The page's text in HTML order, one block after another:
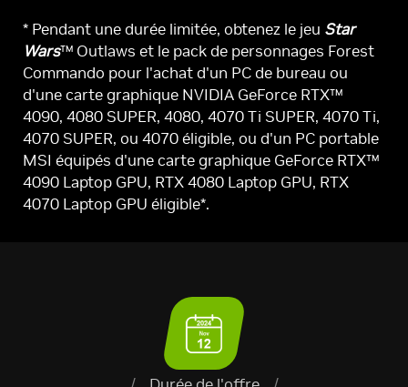
* Pendant une durée limitée, obtenez le jeu Star
Wars™ Outlaws et le pack de personnages Forest
Commando pour l'achat d'un PC de bureau ou
d'une carte graphique NVIDIA GeForce RTX™
4090, 4080 SUPER, 4080, 4070 Ti SUPER, 4070 Ti,
4070 SUPER, ou 4070 éligible, ou d'un PC portable
MSI équipés d'une carte graphique GeForce RTX™
4090 Laptop GPU, RTX 4080 Laptop GPU, RTX
4070 Laptop GPU éligible*.